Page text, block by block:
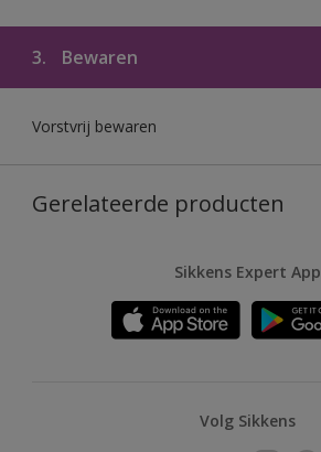
3. Bewaren
Vorstvrij bewaren
Gerelateerde producten
Sikkens Expert App
Volg Sikkens